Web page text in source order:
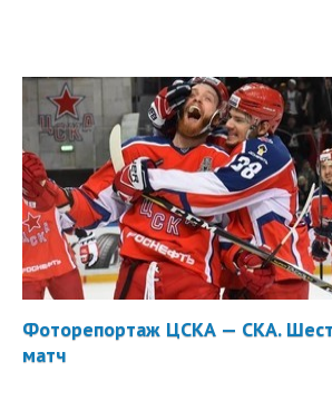
Фоторепортаж ЦСКА — СКА.
матч